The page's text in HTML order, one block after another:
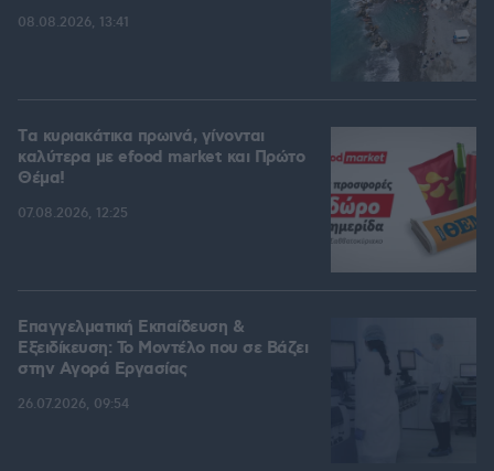
08.08.2026, 13:41
Tα κυριακάτικα πρωινά, γίνονται
καλύτερα με efood market και Πρώτο
Θέμα!
07.08.2026, 12:25
Επαγγελματική Εκπαίδευση &
Εξειδίκευση: Το Mοντέλο που σε Bάζει
στην Aγορά Eργασίας
26.07.2026, 09:54